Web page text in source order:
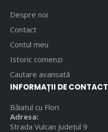
Despre noi
Contact
Contul meu
Istoric comenzi
Cautare avansată
INFORMAȚII DE CONTACT
Băiatul cu Flori
Adresa:
Strada Vulcan Județul 9